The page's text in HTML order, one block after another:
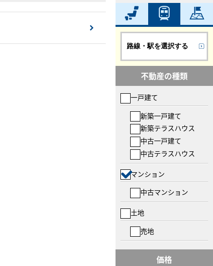
路線・駅を選択する
不動産の種類
一戸建て
新築一戸建て
新築テラスハウス
中古一戸建て
中古テラスハウス
マンション
中古マンション
土地
売地
価格